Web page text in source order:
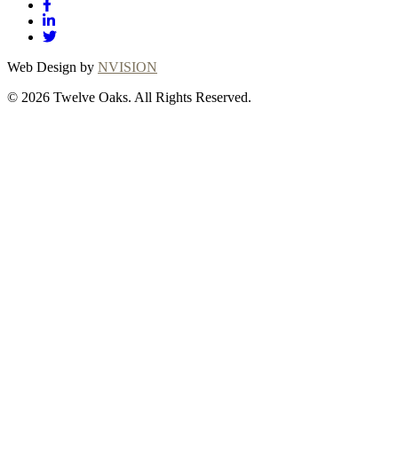
Web Design by NVISION
© 2026 Twelve Oaks. All Rights Reserved.